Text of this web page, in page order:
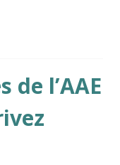
de l’AAE